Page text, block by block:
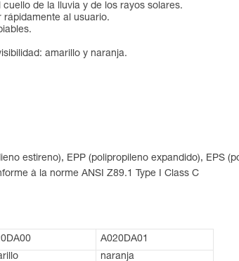
de la lluvia y de los rayos solares.
al usuario.
amarillo y naranja.
estireno), EPP (polipropileno expandido), EPS
à la norme ANSI Z89.1 Type I Class C
A020DA01
naranja